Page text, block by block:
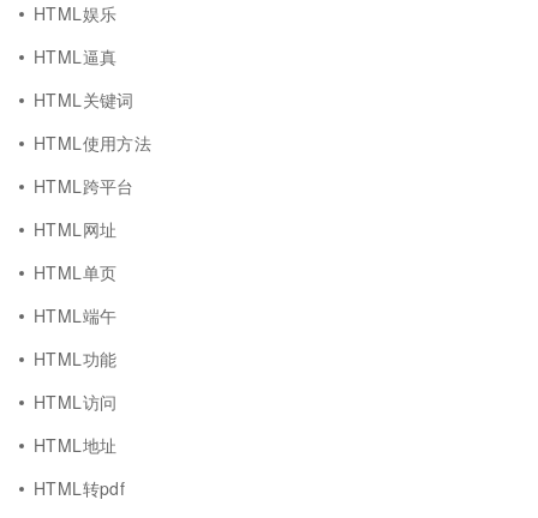
HTML娱乐
HTML逼真
HTML关键词
HTML使用方法
HTML跨平台
HTML网址
HTML单页
HTML端午
HTML功能
HTML访问
HTML地址
HTML转pdf